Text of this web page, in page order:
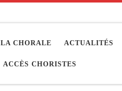
LA CHORALE ACTUALITÉS
ACCÈS CHORISTES